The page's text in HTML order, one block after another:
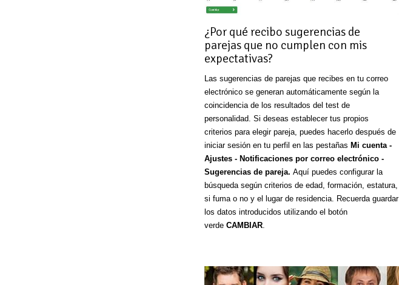
¿Por qué recibo sugerencias de
parejas que no cumplen con mis
expectativas?
Las sugerencias de parejas que recibes en tu correo
electrónico se generan automáticamente según la
coincidencia de los resultados del test de
personalidad. Si deseas establecer tus propios
criterios para elegir pareja, puedes hacerlo después de
iniciar sesión en tu perfil en las pestañas Mi cuenta -
Ajustes - Notificaciones por correo electrónico -
Sugerencias de pareja. Aquí puedes configurar la
búsqueda según criterios de edad, formación, estatura,
si fuma o no y el lugar de residencia. Recuerda guardar
los datos introducidos utilizando el botón
verde CAMBIAR.